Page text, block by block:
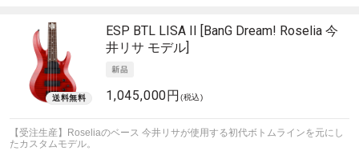
ESP BTL LISA II [BanG Dream! Roselia 今
井リサ モデル]
1,045,000円 (税込)
【受注生産】Roseliaのベース 今井リサが使用する初代ボトムラインを元にし
たカスタムモデル。